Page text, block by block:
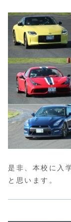
是非、本校に入
と思います。